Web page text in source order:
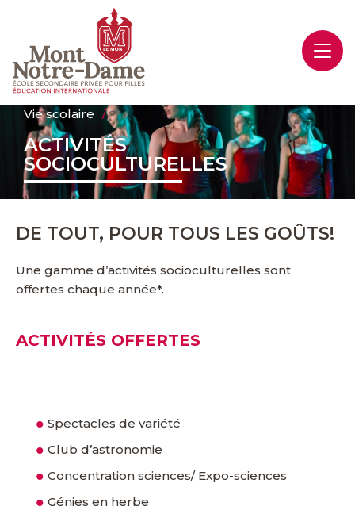
Vie scolaire
ACTIVITÉS
SOCIOCULTURELLES
DE TOUT, POUR TOUS LES GOÛTS!
Une gamme d’activités socioculturelles sont
offertes chaque année*.
ACTIVITÉS OFFERTES
Spectacles de variété
Club d’astronomie
Concentration sciences/ Expo-sciences
Génies en herbe